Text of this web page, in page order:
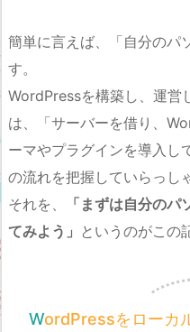
簡単に言えば、「自分のパ
す。
WordPressを構築し、運営
は、「サーバーを借り、
ーマやプラグインを導入し
の流れを把握していらっし
それを、
「まずは自分の
てみよう」 というのがこの
WordPressをロー